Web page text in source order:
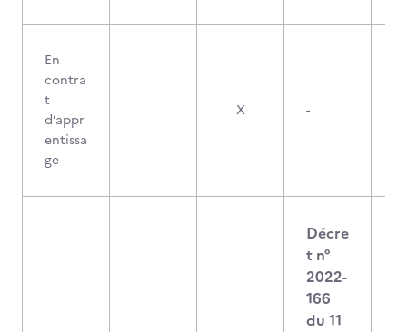
En
contra
t
d’appr
entissa
ge
X -
Décre
t n°
2022-
166
du 11